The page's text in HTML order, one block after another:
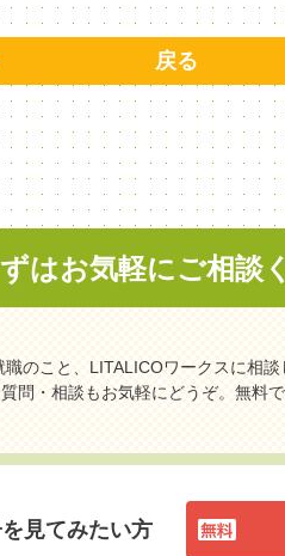
戻る
はお気軽にご相談
職のこと、LITALICOワークスに相
問・相談もお気軽にどうぞ。無料
見てみたい方